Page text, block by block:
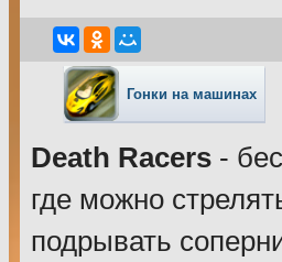
Гонки на машинах
Death Racers -
где можно
подрывать